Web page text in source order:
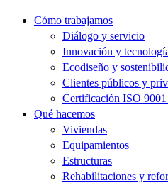
Cómo trabajamos
Diálogo y servicio
Innovación y
Ecodiseño y
Clientes públicos y
Certificación ISO
Qué hacemos
Viviendas
Equipamientos
Estructuras
Rehabilitaciones y